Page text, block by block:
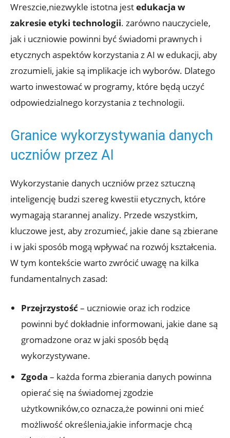
Wreszcie,niezwykle istotna jestedukacja w
zakresie etyki technologii. zarówno nauczyciele,
jak i uczniowie powinni być świadomi prawnych i
etycznych aspektów korzystania z AI w edukacji, aby
zrozumieli, jakie są implikacje ich wyborów. Dlatego
warto inwestować w programy, które będą uczyć
odpowiedzialnego korzystania z technologii.
Granice wykorzystywania danych
uczniów przez AI
Wykorzystanie danych uczniów przez sztuczną
inteligencję budzi szereg kwestii etycznych, które
wymagają starannej analizy. Przede wszystkim,
kluczowe jest, aby zrozumieć, jakie dane są zbierane
i w jaki sposób mogą wpływać na rozwój kształcenia.
W tym kontekście warto zwrócić uwagę na kilka
fundamentalnych zasad:
Przejrzystość– uczniowie oraz ich rodzice
powinni być dokładnie informowani, jakie dane są
gromadzone oraz w jaki sposób będą
wykorzystywane.
Zgoda – każda forma zbierania danych powinna
opierać się na świadomej zgodzie
użytkowników,co oznacza,że powinni oni mieć
możliwość określenia,jakie informacje chcą